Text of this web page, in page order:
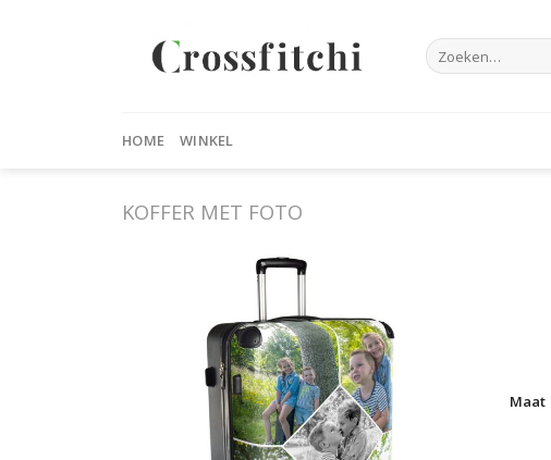
Zoeken
naar:
HOME WINKEL
KOFFER MET FOTO
Maat